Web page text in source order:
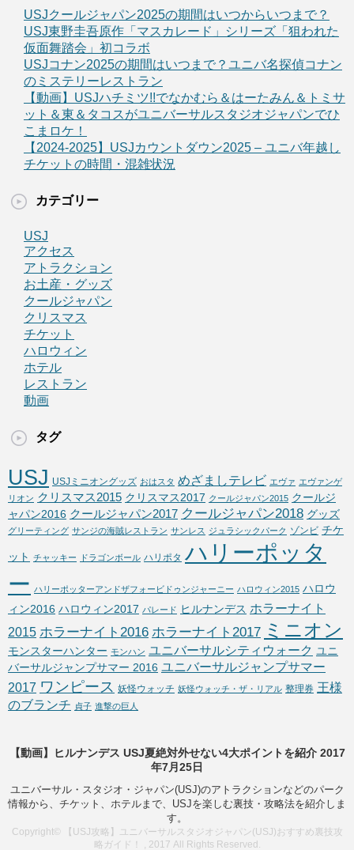
USJクールジャパン2025の期間はいつからいつまで？
USJ東野圭吾原作「マスカレード」シリーズ「狙われた
仮面舞踏会」初コラボ
USJコナン2025の期間はいつまで？ユニバ名探偵コナン
のミステリーレストラン
【動画】USJハチミツ!!でなかむら＆はーたみん＆トミサ
ット＆東＆タコスがユニバーサルスタジオジャパンでひ
こまロケ！
【2024-2025】USJカウントダウン2025 – ユニバ年越し
チケットの時間・混雑状況
カテゴリー
USJ
アクセス
アトラクション
お土産・グッズ
クールジャパン
クリスマス
チケット
ハロウィン
ホテル
レストラン
動画
タグ
USJ USJミニオングッズ おはスタ めざましテレビ エヴァ エヴァンゲ
リオン クリスマス2015 クリスマス2017 クールジャパン2015 クールジ
ャパン2016 クールジャパン2017 クールジャパン2018 グッズ
グリーティング サンジの海賊レストラン サンレス ジュラシックパーク ゾンビ チケ
ット チャッキー ドラゴンボール ハリポタ ハリーポッタ
ー ハリーポッターアンドザフォービドゥンジャーニー ハロウィン2015 ハロウ
ィン2016 ハロウィン2017 パレード ヒルナンデス ホラーナイト
2015 ホラーナイト2016 ホラーナイト2017 ミニオン
モンスターハンター モンハン ユニバーサルシティウォーク ユニ
バーサルジャンプサマー 2016 ユニバーサルジャンプサマー
2017 ワンピース 妖怪ウォッチ 妖怪ウォッチ・ザ・リアル 整理券 王様
のブランチ 貞子 進撃の巨人
【動画】ヒルナンデス USJ夏絶対外せない4大ポイントを紹介 2017
年7月25日
ユニバーサル・スタジオ・ジャパン(USJ)のアトラクションなどのパーク
情報から、チケット、ホテルまで、USJを楽しむ裏技・攻略法を紹介しま
す。
Copyright© 【USJ攻略】ユニバーサルスタジオジャパン(USJ)おすすめ裏技攻
略ガイド！ , 2017 All Rights Reserved.